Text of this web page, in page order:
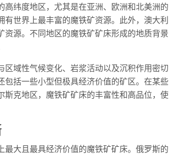
纬度地区，尤其是在亚洲、欧洲和北美洲的
世界上最丰富的魔铁矿资源。此外，澳大利
源。不同地区的魔铁矿矿床形成的地质背景
域性气候变化、岩浆活动以及沉积作用密切
括一些小型但极具经济价值的矿区。在某些
克地区，魔铁矿矿床的丰富性和高品位，使
大且最具经济价值的魔铁矿矿床。俄罗斯的